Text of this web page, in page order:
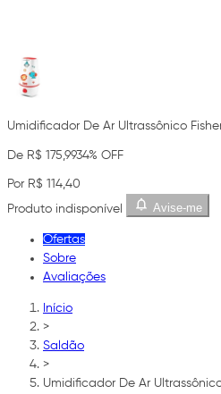
Umidificador De Ar Ultrassônico
De R$ 175,9934% OFF
Por R$ 114,40
Produto indisponível
Avise-me
Ofertas
Sobre
Avaliações
Início
>
Saldão
>
Umidificador De Ar